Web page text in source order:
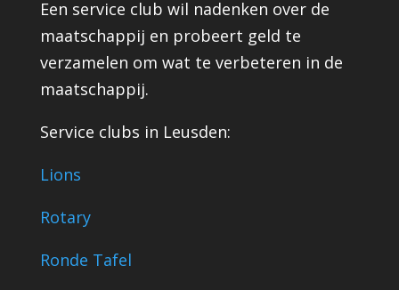
Een service club wil nadenken over de
maatschappij en probeert geld te
verzamelen om wat te verbeteren in de
maatschappij.
Service clubs in Leusden:
Lions
Rotary
Ronde Tafel